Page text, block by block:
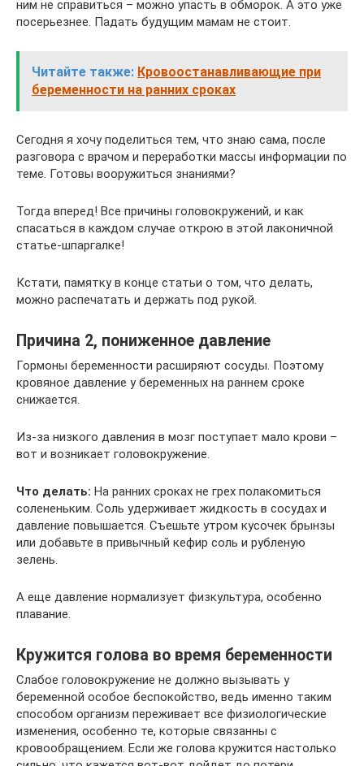
ним не справиться – можно упасть в обморок. А это уже
посерьезнее. Падать будущим мамам не стоит.
Читайте также: Кровоостанавливающие при
беременности на ранних сроках
Сегодня я хочу поделиться тем, что знаю сама, после
разговора с врачом и переработки массы информации по
теме. Готовы вооружиться знаниями?
Тогда вперед! Все причины головокружений, и как
спасаться в каждом случае открою в этой лаконичной
статье-шпаргалке!
Кстати, памятку в конце статьи о том, что делать,
можно распечатать и держать под рукой.
Причина 2, пониженное давление
Гормоны беременности расширяют сосуды. Поэтому
кровяное давление у беременных на раннем сроке
снижается.
Из-за низкого давления в мозг поступает мало крови –
вот и возникает головокружение.
Что делать: На ранних сроках не грех полакомиться
солененьким. Соль удерживает жидкость в сосудах и
давление повышается. Съешьте утром кусочек брынзы
или добавьте в привычный кефир соль и рубленую
зелень.
А еще давление нормализует физкультура, особенно
плавание.
Кружится голова во время беременности
Слабое головокружение не должно вызывать у
беременной особое беспокойство, ведь именно таким
способом организм переживает все физиологические
изменения, особенно те, которые связанны с
кровообращением. Если же голова кружится настолько